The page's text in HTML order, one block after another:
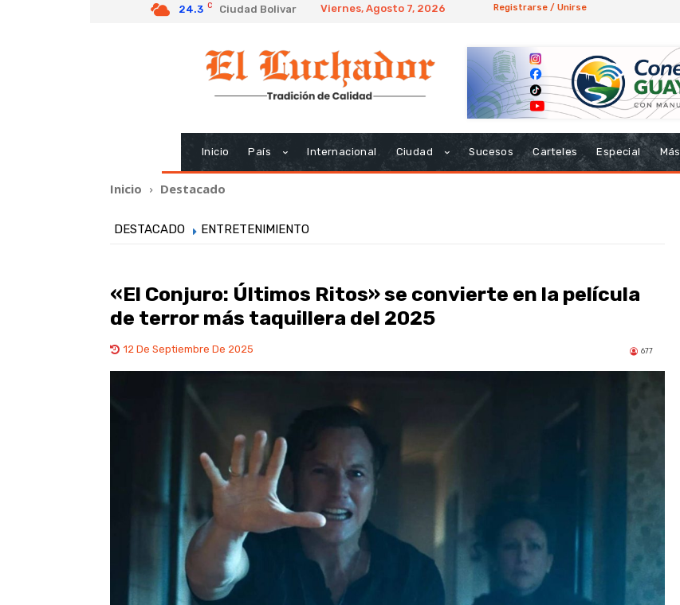
24.3 C Ciudad Bolivar Viernes, Agosto 7, 2026 Registrarse / Unirse
Inicio País Internacional Ciudad Sucesos Carteles Especial Más
Inicio Destacado
DESTACADO ENTRETENIMIENTO
«El Conjuro: Últimos Ritos» se convierte en la película
de terror más taquillera del 2025
12 De Septiembre De 2025 677